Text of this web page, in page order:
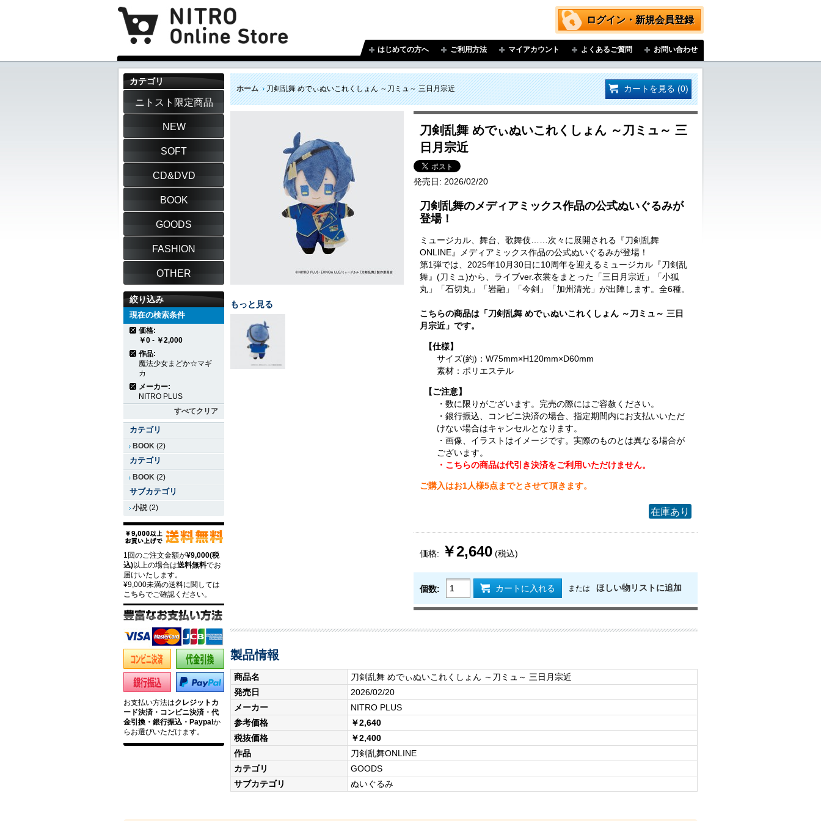
ログイン・新規会員登録
はじめての方へ ご利用方法 マイアカウント よくあるご質問 お問い合わせ
ホーム 刀剣乱舞 めでぃぬいこれくしょん ～刀ミュ～ 三日月宗近 カートを見る (0)
刀剣乱舞 めでぃぬいこれくしょん ～刀ミュ～ 三
日月宗近
発売日: 2026/02/20
刀剣乱舞のメディアミックス作品の公式ぬいぐるみが
登場！
ミュージカル、舞台、歌舞伎……次々に展開される『刀剣乱舞
ONLINE』メディアミックス作品の公式ぬいぐるみが登場！
第1弾では、2025年10月30日に10周年を迎えるミュージカル『刀剣乱
舞』(刀ミュ)から、ライブver.衣裳をまとった「三日月宗近」「小狐
丸」「石切丸」「岩融」「今剣」「加州清光」が出陣します。全6種。
こちらの商品は「刀剣乱舞 めでぃぬいこれくしょん ～刀ミュ～ 三日
月宗近」です。
【仕様】
サイズ(約)：W75mm×H120mm×D60mm
素材：ポリエステル
【ご注意】
・数に限りがございます。完売の際にはご容赦ください。
・銀行振込、コンビニ決済の場合、指定期間内にお支払いいただ
けない場合はキャンセルとなります。
・画像、イラストはイメージです。実際のものとは異なる場合が
ございます。
・こちらの商品は代引き決済をご利用いただけません。
ご購入はお1人様5点までとさせて頂きます。
在庫あり
価格: ￥2,640 (税込)
個数: カートに入れる または ほしい物リストに追加
もっと見る
製品情報
商品名
刀剣乱舞 めでぃぬいこれくしょん ～刀ミュ～ 三日月宗近
発売日
2026/02/20
メーカー
NITRO PLUS
参考価格
￥2,640
税抜価格
￥2,400
作品
刀剣乱舞ONLINE
カテゴリ
GOODS
サブカテゴリ
ぬいぐるみ
カテゴリ
ニトスト限定商品
NEW
SOFT
CD&DVD
BOOK
GOODS
FASHION
OTHER
絞り込み
現在の検索条件
価格:
￥0 - ￥2,000
作品:
魔法少女まどか☆マギ
カ
メーカー:
NITRO PLUS
すべてクリア
カテゴリ
BOOK (2)
カテゴリ
BOOK (2)
サブカテゴリ
小説(2)
1回のご注文金額が¥9,000(税
込)以上の場合は送料無料でお
届けいたします。
¥9,000未満の送料に関しては
こちらでご確認ください。
お支払い方法はクレジットカ
ード決済・コンビニ決済・代
金引換・銀行振込・Paypal か
らお選びいただけます。